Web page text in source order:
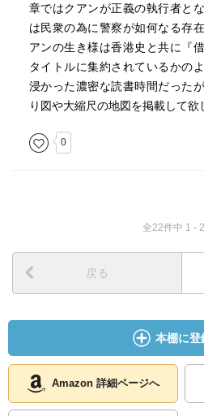
章ではクアンが正義の執行者と
は民衆の為に警察が如何なる存
アンの生き様は香港史と共に『
タイトルに集約されているかの
浸かった濃密な読書時間だった
り図や大縮尺の地図を掲載して欲
0
全22件中 1 -
戻る
本棚に登
Amazon 詳細ページへ